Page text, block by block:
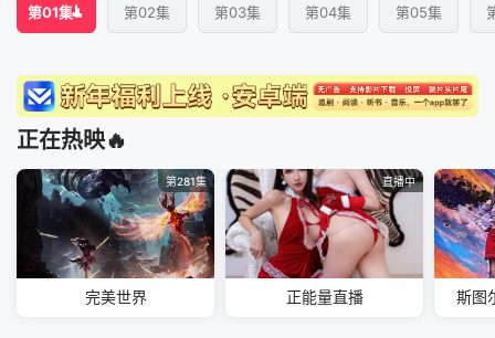
第01集 第02集 第03集 第04集 第05集
正在热映🔥
第281集
完美世界
直播中
正能量直播 斯图